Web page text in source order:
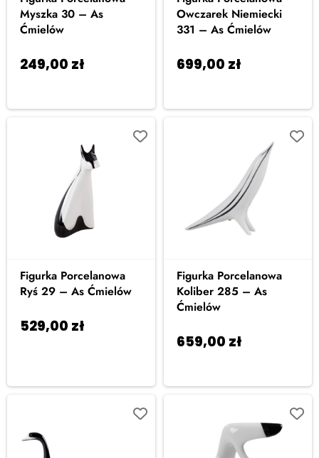
Myszka 30 – As
Ćmielów
249,00 zł
Owczarek Niemiecki
331 – As Ćmielów
699,00 zł
Figurka Porcelanowa
Ryś 29 – As Ćmielów
529,00 zł
Figurka Porcelanowa
Koliber 285 – As
Ćmielów
659,00 zł